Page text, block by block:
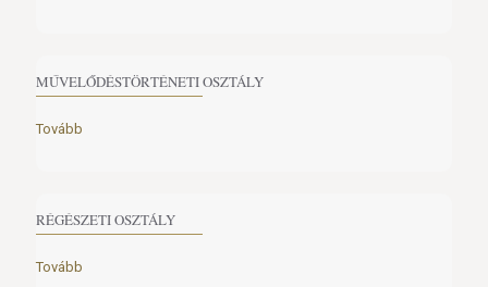
MŰVELŐDÉSTÖRTÉNETI OSZTÁLY
Tovább
RÉGÉSZETI OSZTÁLY
Tovább